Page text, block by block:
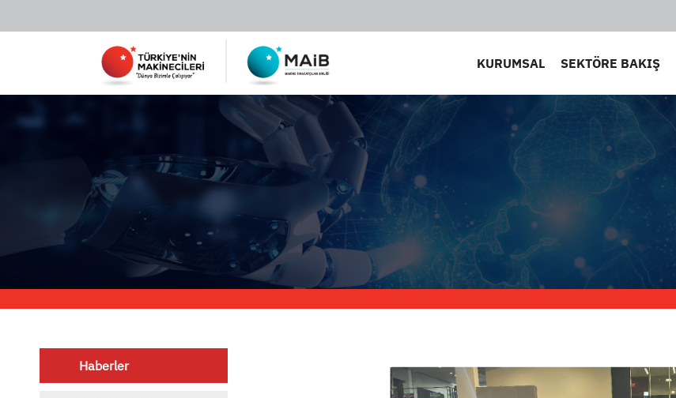
KURUMSAL SEKTÖRE BAKIŞ
Haberler